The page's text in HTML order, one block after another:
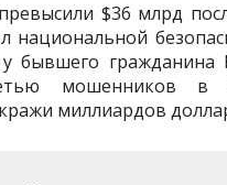
$36 млрд
бывшего
мошенников в
миллиардов